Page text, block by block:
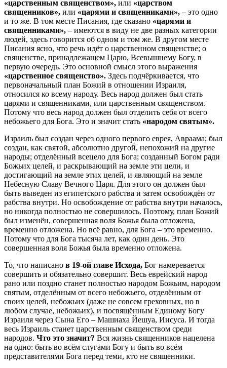
«царственным священством», или «царством
священников», или «царями и священниками», – это одно
и то же. В том месте Писания, где сказано «царями и
священниками», – имеются в виду не две разных категории
людей, здесь говорится об одном и том же. В другом месте
Писания ясно, что речь идёт о царственном священстве; о
священстве, принадлежащем Царю, Всевышнему Богу, в
первую очередь. Это основной смысл этого выражения
«царственное священство». Здесь подчёркивается, что
первоначальный план Божий в отношении Израиля,
относился ко всему народу. Весь народ должен был стать
царями и священниками, или царственным священством.
Потому что весь народ должен был отделить себя от всего
небожьего для Бога. Это и значит стать «народом святым».
Израиль был создан через одного первого еврея, Авраама; был
создан, как святой, абсолютно другой, непохожий на другие
народы; отделённый всецело для Бога; созданный Богом ради
Божьих целей, и раскрывающий на земле эти цели, и
достигающий на земле этих целей, и являющий на земле
Небесную Славу Вечного Царя. Для этого он должен был
быть выведен из египетского рабства и затем освобождён от
рабства внутри. Но освобождение от рабства внутри началось,
но никогда полностью не совершилось. Поэтому, план Божий
был изменён, совершенная воля Божья была отложена,
временно отложена. Но всё равно, для Бога – это временно.
Потому что для Бога тысяча лет, как один день. Это
совершенная воля Божья была временно отложена.
То, что написано в 19-ой главе Исхода, Бог намеревается
совершить и обязательно совершит. Весь еврейский народ
рано или поздно станет полностью народом Божьим, народом
святым, отделённым от всего небожьего, отделённым от
своих целей, небожьих (даже не совсем греховных, но в
любом случае, небожьих), и посвящённым Единому Богу
Израиля через Сына Его – Машиаха Йешуа, Иисуса. И тогда
весь Израиль станет царственным священством среди
народов. Что это значит? Вся жизнь священников нацелена
на одно: быть во всём слугами Богу и быть во всём
представителями Бога перед теми, кто не священники.